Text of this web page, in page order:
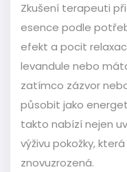
Zkušení terapeuti
esence podle
efekt a pocit
levandule nebo
zatímco zázvor
působit jako
takto nabízí nejen
výživu pokožky,
znovuzrozená.